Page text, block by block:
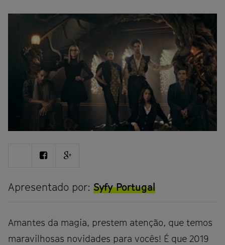
ShareShare Share
plus
Apresentado por: Syfy Portugal
Amantes da magia, prestem atenção, que temos
maravilhosas novidades para vocês! É que 2019